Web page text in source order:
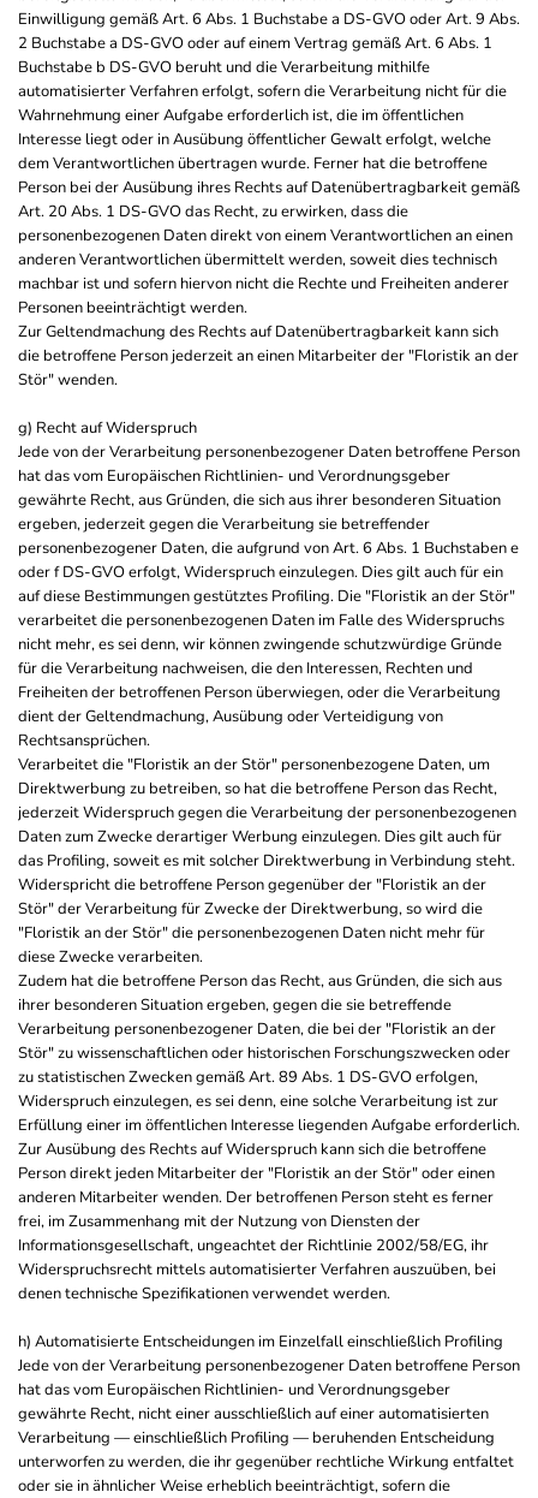
Einwilligung gemäß Art. 6 Abs. 1 Buchstabe a DS-GVO oder Art. 9 Abs.
2 Buchstabe a DS-GVO oder auf einem Vertrag gemäß Art. 6 Abs. 1
Buchstabe b DS-GVO beruht und die Verarbeitung mithilfe
automatisierter Verfahren erfolgt, sofern die Verarbeitung nicht für die
Wahrnehmung einer Aufgabe erforderlich ist, die im öffentlichen
Interesse liegt oder in Ausübung öffentlicher Gewalt erfolgt, welche
dem Verantwortlichen übertragen wurde. Ferner hat die betroffene
Person bei der Ausübung ihres Rechts auf Datenübertragbarkeit gemäß
Art. 20 Abs. 1 DS-GVO das Recht, zu erwirken, dass die
personenbezogenen Daten direkt von einem Verantwortlichen an einen
anderen Verantwortlichen übermittelt werden, soweit dies technisch
machbar ist und sofern hiervon nicht die Rechte und Freiheiten anderer
Personen beeinträchtigt werden.
Zur Geltendmachung des Rechts auf Datenübertragbarkeit kann sich
die betroffene Person jederzeit an einen Mitarbeiter der "Floristik an der
Stör" wenden.
g) Recht auf Widerspruch
Jede von der Verarbeitung personenbezogener Daten betroffene Person
hat das vom Europäischen Richtlinien- und Verordnungsgeber
gewährte Recht, aus Gründen, die sich aus ihrer besonderen Situation
ergeben, jederzeit gegen die Verarbeitung sie betreffender
personenbezogener Daten, die aufgrund von Art. 6 Abs. 1 Buchstaben e
oder f DS-GVO erfolgt, Widerspruch einzulegen. Dies gilt auch für ein
auf diese Bestimmungen gestütztes Profiling. Die "Floristik an der Stör"
verarbeitet die personenbezogenen Daten im Falle des Widerspruchs
nicht mehr, es sei denn, wir können zwingende schutzwürdige Gründe
für die Verarbeitung nachweisen, die den Interessen, Rechten und
Freiheiten der betroffenen Person überwiegen, oder die Verarbeitung
dient der Geltendmachung, Ausübung oder Verteidigung von
Rechtsansprüchen.
Verarbeitet die "Floristik an der Stör" personenbezogene Daten, um
Direktwerbung zu betreiben, so hat die betroffene Person das Recht,
jederzeit Widerspruch gegen die Verarbeitung der personenbezogenen
Daten zum Zwecke derartiger Werbung einzulegen. Dies gilt auch für
das Profiling, soweit es mit solcher Direktwerbung in Verbindung steht.
Widerspricht die betroffene Person gegenüber der "Floristik an der
Stör" der Verarbeitung für Zwecke der Direktwerbung, so wird die
"Floristik an der Stör" die personenbezogenen Daten nicht mehr für
diese Zwecke verarbeiten.
Zudem hat die betroffene Person das Recht, aus Gründen, die sich aus
ihrer besonderen Situation ergeben, gegen die sie betreffende
Verarbeitung personenbezogener Daten, die bei der "Floristik an der
Stör" zu wissenschaftlichen oder historischen Forschungszwecken oder
zu statistischen Zwecken gemäß Art. 89 Abs. 1 DS-GVO erfolgen,
Widerspruch einzulegen, es sei denn, eine solche Verarbeitung ist zur
Erfüllung einer im öffentlichen Interesse liegenden Aufgabe erforderlich.
Zur Ausübung des Rechts auf Widerspruch kann sich die betroffene
Person direkt jeden Mitarbeiter der "Floristik an der Stör" oder einen
anderen Mitarbeiter wenden. Der betroffenen Person steht es ferner
frei, im Zusammenhang mit der Nutzung von Diensten der
Informationsgesellschaft, ungeachtet der Richtlinie 2002/58/EG, ihr
Widerspruchsrecht mittels automatisierter Verfahren auszuüben, bei
denen technische Spezifikationen verwendet werden.
h) Automatisierte Entscheidungen im Einzelfall einschließlich Profiling
Jede von der Verarbeitung personenbezogener Daten betroffene Person
hat das vom Europäischen Richtlinien- und Verordnungsgeber
gewährte Recht, nicht einer ausschließlich auf einer automatisierten
Verarbeitung — einschließlich Profiling — beruhenden Entscheidung
unterworfen zu werden, die ihr gegenüber rechtliche Wirkung entfaltet
oder sie in ähnlicher Weise erheblich beeinträchtigt, sofern die